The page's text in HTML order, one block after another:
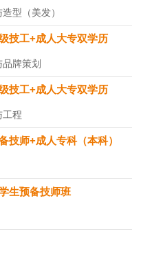
型（美发）
技工+成人大专双学历
牌策划
技工+成人大专双学历
工程
技师+成人专科（本科）
生预备技师班